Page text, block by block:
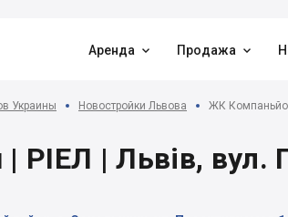
Аренда  Продажа 
Украины Новостройки Львова ЖК
| Львів, вул.